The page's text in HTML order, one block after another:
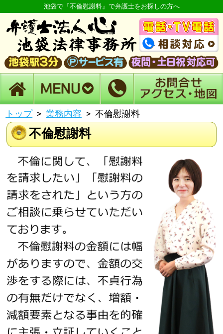
池袋で『不倫慰謝料』で弁護士をお探しの方へ
トップ 業務内容 不倫慰謝料
不倫慰謝料